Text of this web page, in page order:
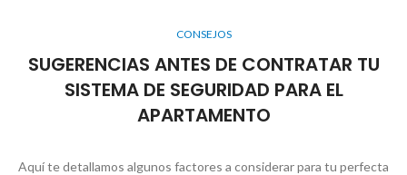
CONSEJOS
SUGERENCIAS ANTES DE CONTRATAR TU
SISTEMA DE SEGURIDAD PARA EL
APARTAMENTO
Aquí te detallamos algunos factores a considerar para tu perfecta